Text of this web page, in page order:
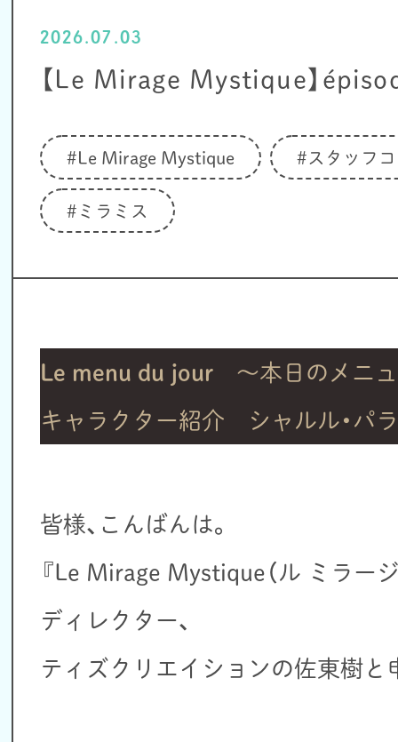
2026.07.03
【Le Mirage Mystique】
#Le Mirage Mystique #スタッフ
#ミラミス
Le menu du jour ～本日のメニ
キャラクター紹介 シャルル・パ
皆様、こんばんは。
『Le Mirage Mystique（ル ミラー
ディレクター、
ティズクリエイションの佐東樹と